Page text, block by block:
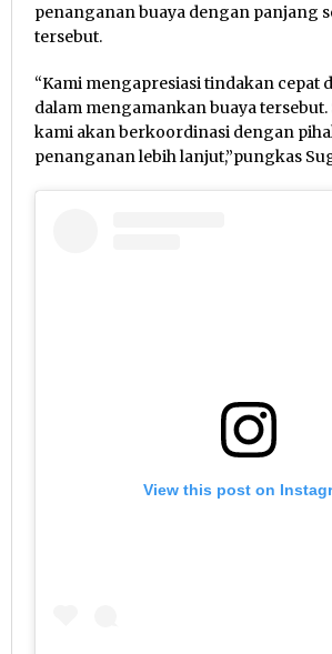
penanganan buaya dengan panjang
tersebut.
“Kami mengapresiasi tindakan cepat
dalam mengamankan buaya tersebut.
kami akan berkoordinasi dengan
penanganan lebih lanjut,”pungkas
View this post on